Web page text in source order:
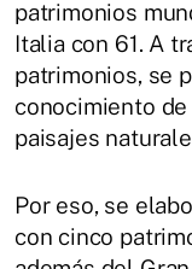
patrimonios
Italia con 61. A
patrimonios, se
conocimiento
paisajes
Por eso, se
con cinco